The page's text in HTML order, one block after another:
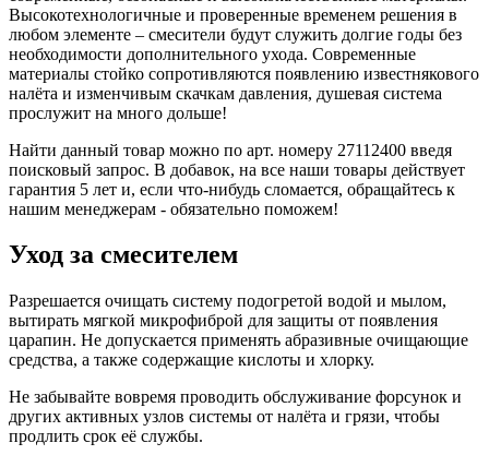
Высокотехнологичные и проверенные временем решения в
любом элементе – смесители будут служить долгие годы без
необходимости дополнительного ухода. Современные
материалы стойко сопротивляются появлению известнякового
налёта и изменчивым скачкам давления, душевая система
прослужит на много дольше!
Найти данный товар можно по арт. номеру 27112400 введя
поисковый запрос. В добавок, на все наши товары действует
гарантия 5 лет и, если что-нибудь сломается, обращайтесь к
нашим менеджерам - обязательно поможем!
Уход за смесителем
Разрешается очищать систему подогретой водой и мылом,
вытирать мягкой микрофиброй для защиты от появления
царапин. Не допускается применять абразивные очищающие
средства, а также содержащие кислоты и хлорку.
Не забывайте вовремя проводить обслуживание форсунок и
других активных узлов системы от налёта и грязи, чтобы
продлить срок её службы.